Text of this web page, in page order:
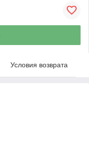
Условия возврата